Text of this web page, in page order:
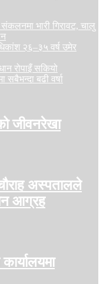
भारी गिरावट, चालु
२६–३५ वर्ष उमेर
रोपाइँ सकियो
सबैभन्दा बढी वर्षा
जीवनरेखा
अस्पतालले
आग्रह